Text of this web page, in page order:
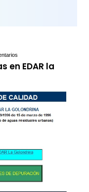
en EDAR la